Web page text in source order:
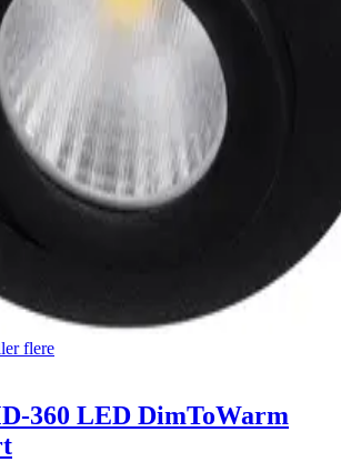
flere
360 LED DimToWarm